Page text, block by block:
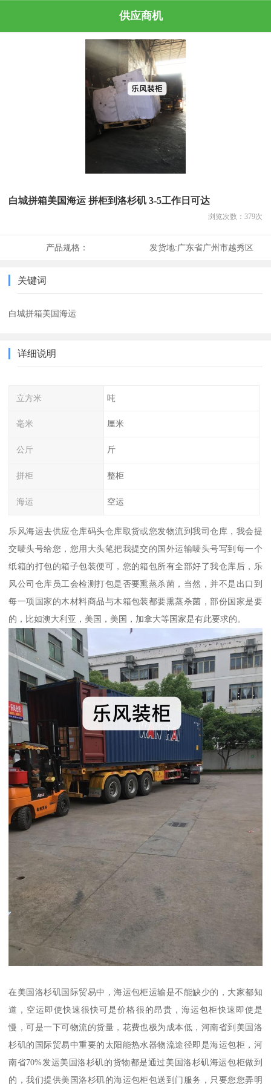
供应商机
白城拼箱美国海运 拼柜到洛杉矶 3-5工作日可达
浏览次数： 379次
产品规格： 发货地:广东省广州市越秀区
关键词
白城拼箱美国海运
详细说明
立方米 吨
毫米 厘米
公斤 斤
拼柜 整柜
海运 空运
乐风海运去供应仓库码头仓库取货或您发物流到我司仓库，我会提
交唛头号给您，您用大头笔把我提交的国外运输唛头号写到每一个
纸箱的打包的箱子包装便可，您的箱包所有全部好了我仓库后，乐
风公司仓库员工会检测打包是否要熏蒸杀菌，当然，并不是出口到
每一项国家的木材料商品与木箱包装都要熏蒸杀菌，部份国家是要
的，比如澳大利亚，美国，美国，加拿大等国家是有此要求的。
在美国洛杉矶国际贸易中，海运包柜运输是不能缺少的，大家都知
道，空运即使快速很快可是价格很的昂贵，海运包柜快速即使是
慢，可是一下可物流的货量，花费也极为成本低，河南省到美国洛
杉矶的国际贸易中重要的太阳能热水器物流途径即是海运包柜，河
南省70%发运美国洛杉矶的货物都是通过美国洛杉矶海运包柜做到
的，我们提供美国洛杉矶的海运包柜包送到门服务，只要您您弄明